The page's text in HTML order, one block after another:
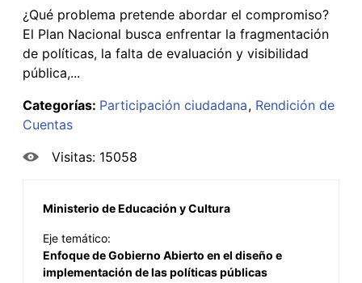
¿Qué problema pretende abordar el compromiso?
El Plan Nacional busca enfrentar la fragmentación
de políticas, la falta de evaluación y visibilidad
pública,...
Categorías: Participación ciudadana Rendición de
Cuentas
Visitas: 15058
Ministerio de Educación y Cultura
Eje temático:
Enfoque de Gobierno Abierto en el diseño e
implementación de las políticas públicas